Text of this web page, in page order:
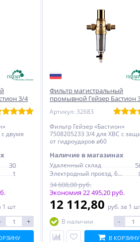
3/4
двумя
30
1
1 шт
+
Фильтр магистральный
промывной Гейзер Бастион
гидроударов 7508205233
Артикул: 32683
Фильтр Гейзер «Бастион»
7508205233 3/4 для ХВС с
от гидроударов ⌀60
Наличие в магазинах
Удаленный склад
Электродный проезд, 6с1
34 608,00 руб.
Экономия 22 495,20 руб.
12 112,80 руб. за 1
В наличии
-
В КОРЗИНУ